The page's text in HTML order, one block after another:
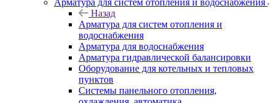
Арматура для систем отопления и водоснабжения
Назад
Арматура для систем отопления и
водоснабжения
Арматура для водоснабжения
Арматура гидравлической балансировки
Оборудование для котельных и тепловых
пунктов
Системы панельного отопления,